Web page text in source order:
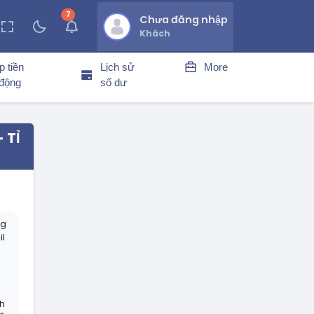
7thông báo chưa đọcChưa đăng nhập
Khách
tiền
Lịch sử
số dư
More
TỈ